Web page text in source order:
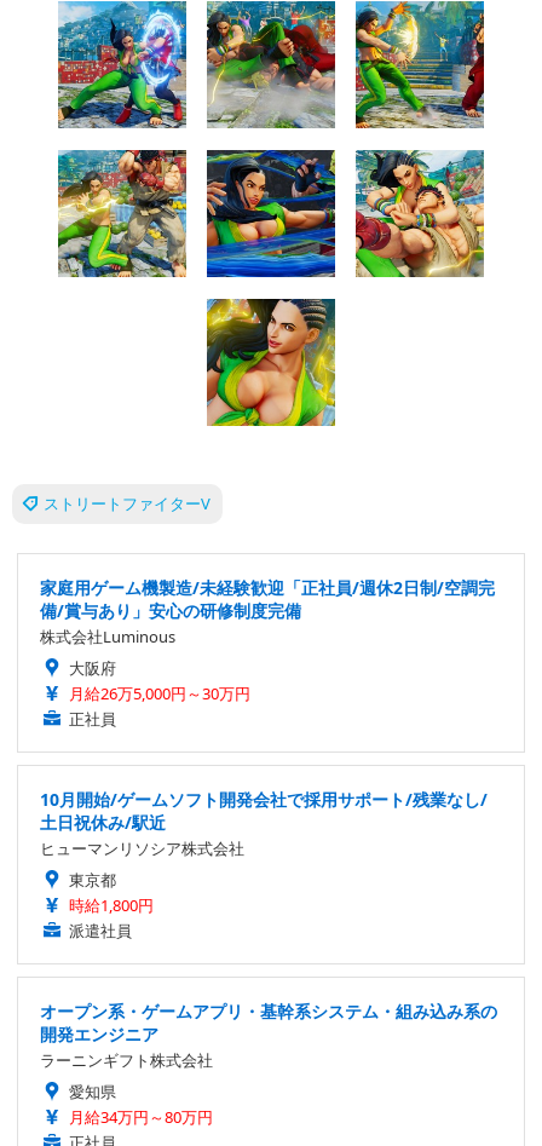
ストリートファイターV
家庭用ゲーム機製造/未経験歓迎「正社員/週休2日制/空調完
備/賞与あり」安心の研修制度完備
株式会社Luminous
大阪府
月給26万5,000円～30万円
正社員
10月開始/ゲームソフト開発会社で採用サポート/残業なし/
土日祝休み/駅近
ヒューマンリソシア株式会社
東京都
時給1,800円
派遣社員
オープン系・ゲームアプリ・基幹系システム・組み込み系の
開発エンジニア
ラーニンギフト株式会社
愛知県
月給34万円～80万円